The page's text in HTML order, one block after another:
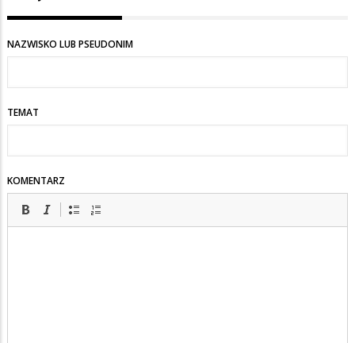
NAZWISKO LUB PSEUDONIM
TEMAT
KOMENTARZ